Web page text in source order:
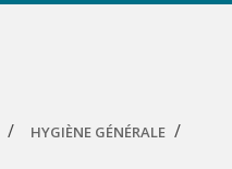
HYGIÈNE GÉNÉRALE